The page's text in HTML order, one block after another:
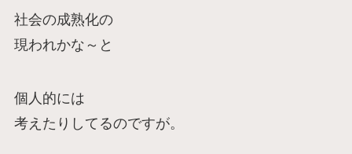
社会の成熟化の
現われかな～と
個人的には
考えたりしてるのですが。